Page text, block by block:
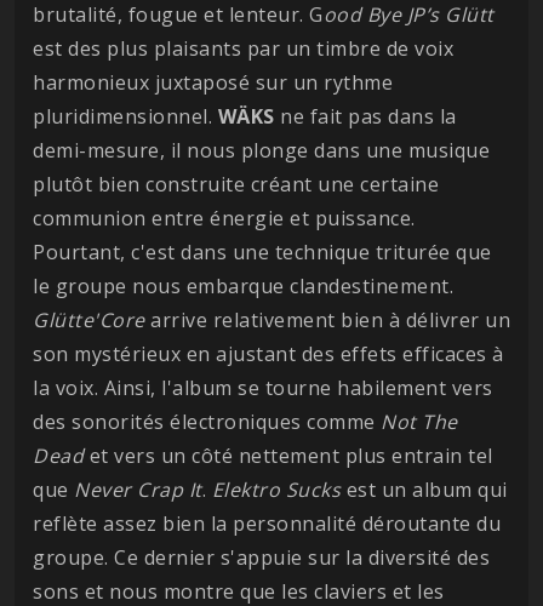
brutalité, fougue et lenteur. Good Bye JP’s Glütt
est des plus plaisants par un timbre de voix
harmonieux juxtaposé sur un rythme
pluridimensionnel. WÄKS ne fait pas dans la
demi-mesure, il nous plonge dans une musique
plutôt bien construite créant une certaine
communion entre énergie et puissance.
Pourtant, c'est dans une technique triturée que
le groupe nous embarque clandestinement.
Glütte'Corearrive relativement bien à délivrer un
son mystérieux en ajustant des effets efficaces à
la voix. Ainsi, l'album se tourne habilement vers
des sonorités électroniques comme Not The
Deadet vers un côté nettement plus entrain tel
que Never Crap It. Elektro Sucksest un album qui
reflète assez bien la personnalité déroutante du
groupe. Ce dernier s'appuie sur la diversité des
sons et nous montre que les claviers et les